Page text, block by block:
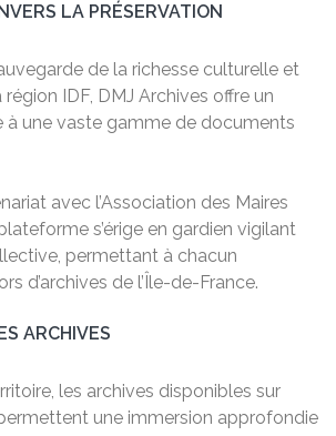
LA PRÉSERVATION
de la richesse culturelle et
IDF, DMJ Archives offre un
à une vaste gamme de documents
avec l’Association des Maires
s’érige en gardien vigilant
permettant à chacun
d’archives de l’Île-de-France.
ARCHIVES
les archives disponibles sur
une immersion approfondie